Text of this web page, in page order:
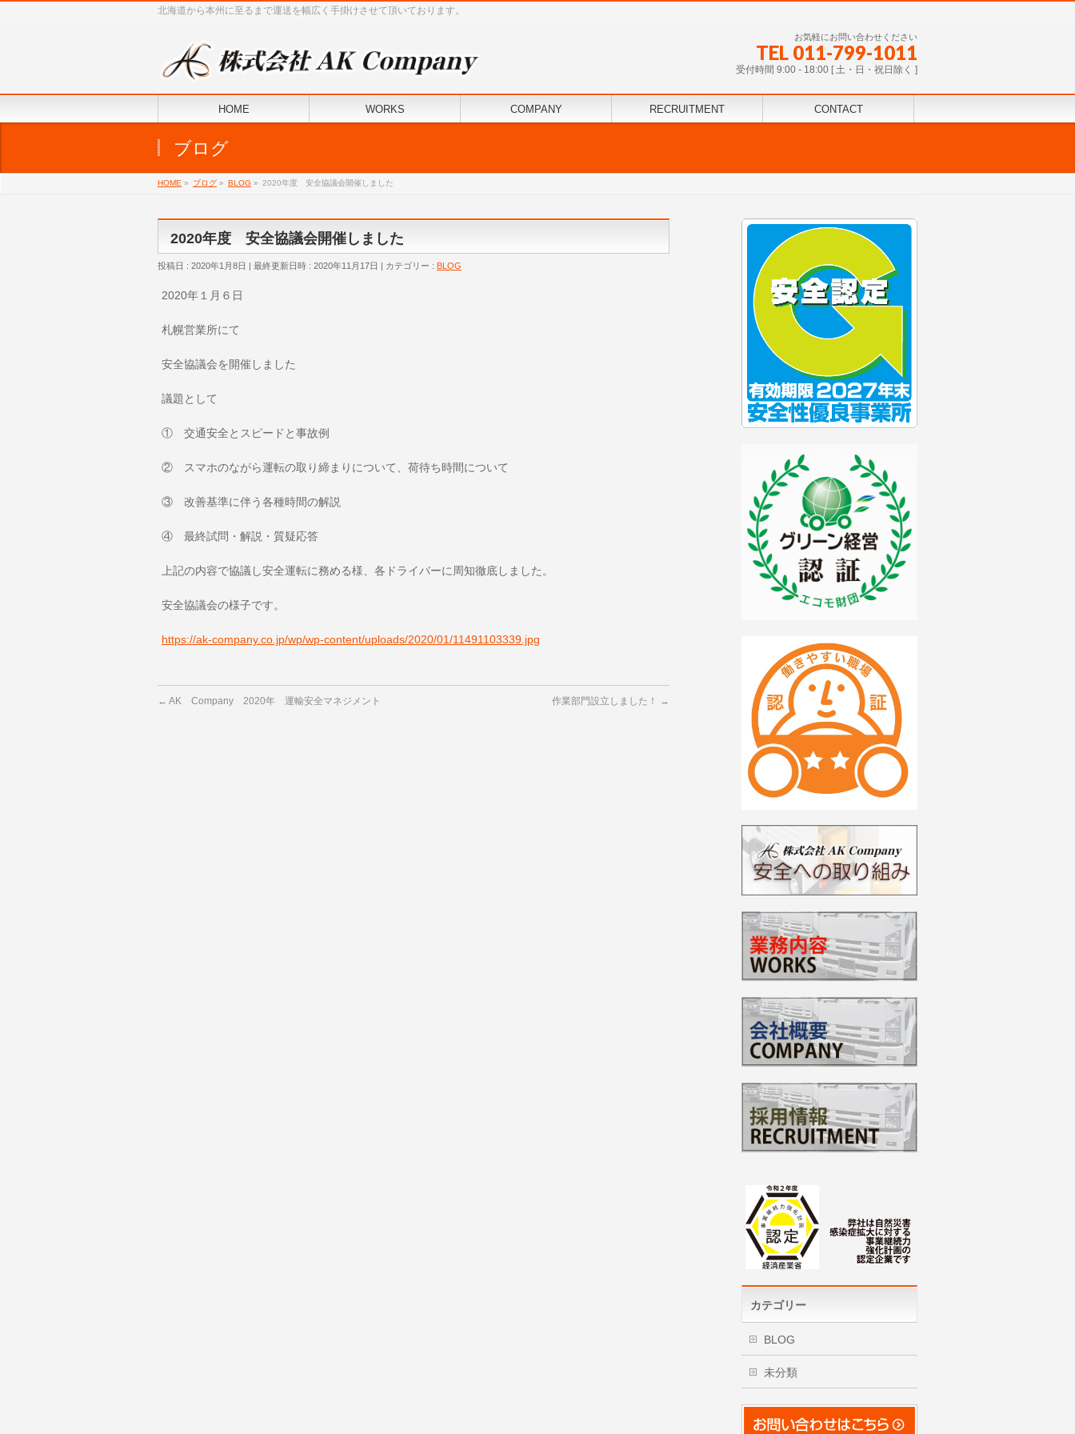
北海道から本州に至るまで運送を幅広く手掛けさせて頂いております。
お気軽にお問い合わせください
TEL 011-799-1011
受付時間 9:00 - 18:00 [ 土・日・祝日除く ]
HOME WORKS COMPANY RECRUITMENT CONTACT
ブログ
HOME » ブログ » BLOG » 2020年度 安全協議会開催しました
2020年度 安全協議会開催しました
投稿日 : 2020年1月8日 最終更新日時 : 2020年11月17日 カテゴリー : BLOG
2020年１月６日
札幌営業所にて
安全協議会を開催しました
議題として
① 交通安全とスピードと事故例
② スマホのながら運転の取り締まりについて、荷待ち時間について
③ 改善基準に伴う各種時間の解説
④ 最終試問・解説・質疑応答
上記の内容で協議し安全運転に務める様、各ドライバーに周知徹底しました。
安全協議会の様子です。
https://ak-company.co.jp/wp/wp-content/uploads/2020/01/11491103339.jpg
← AK Company 2020年 運輸安全マネジメント 作業部門設立しました！ →
カテゴリー
BLOG
未分類